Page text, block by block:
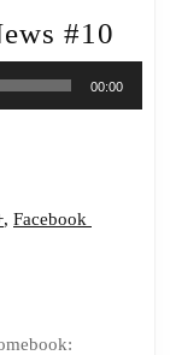
#10
00:00
, Facebook